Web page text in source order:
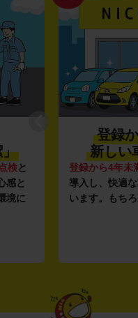
」
検と
感と
境に
登録
新しい
登録から4年未
導入し、快適
います。もち